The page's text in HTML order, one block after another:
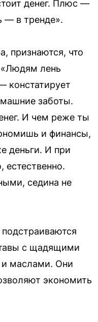
денег. Плюс —
— в тренде».
признаются, что
«Людям лень
констатирует
заботы.
И чем реже ты
и финансы,
деньги. И при
седина не
с щадящими
и маслами. Они
экономить